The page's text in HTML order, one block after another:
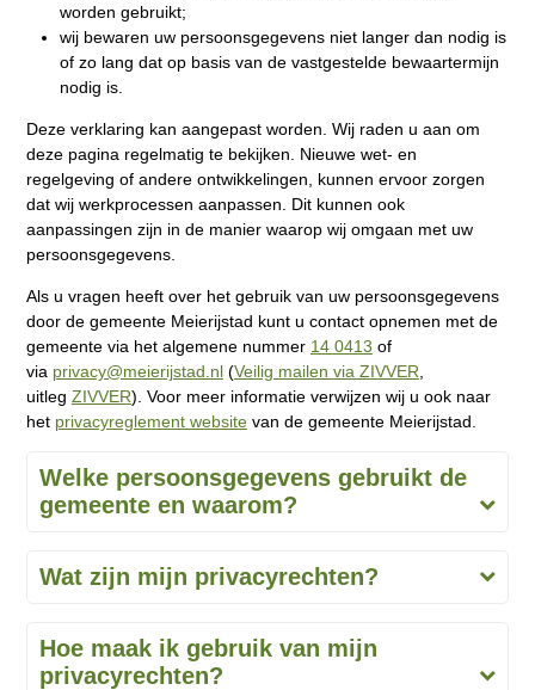
worden gebruikt;
wij bewaren uw persoonsgegevens niet langer dan nodig is
of zo lang dat op basis van de vastgestelde bewaartermijn
nodig is.
Deze verklaring kan aangepast worden. Wij raden u aan om
deze pagina regelmatig te bekijken. Nieuwe wet- en
regelgeving of andere ontwikkelingen, kunnen ervoor zorgen
dat wij werkprocessen aanpassen. Dit kunnen ook
aanpassingen zijn in de manier waarop wij omgaan met uw
persoonsgegevens.
Als u vragen heeft over het gebruik van uw persoonsgegevens
door de gemeente Meierijstad kunt u contact opnemen met de
gemeente via het algemene nummer 14 0413 of
via privacy@meierijstad.nl(Veilig mailen via ZIVVER
uitleg ZIVVER). Voor meer informatie verwijzen wij u ook naar
het privacyreglement websitevan de gemeente Meierijstad.
Welke persoonsgegevens gebruikt de
gemeente en waarom?
Wat zijn mijn privacyrechten?
Hoe maak ik gebruik van mijn
privacyrechten?